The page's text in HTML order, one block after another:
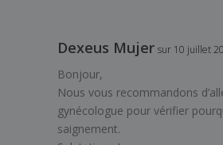
Dexeus Mujer sur 10 juillet
Bonjour,
Nous vous recommandons
gynécologue pour vérifier
saignement.